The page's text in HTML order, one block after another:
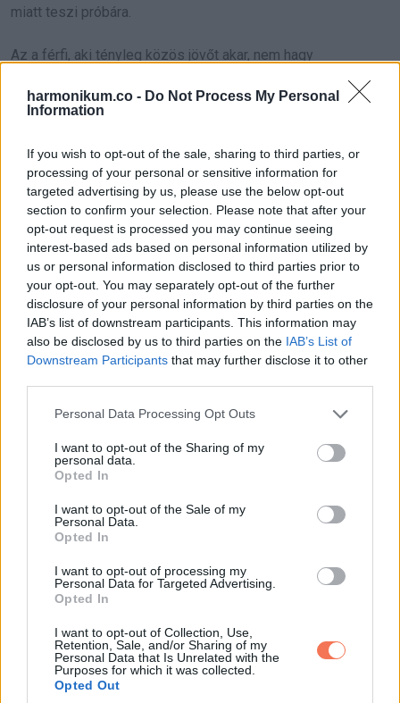
harmonikum.co - Do Not Process My Personal
Information
If you wish to opt-out of the sale, sharing to third parties, or
processing of your personal or sensitive information for
targeted advertising by us, please use the below opt-out
section to confirm your selection. Please note that after your
opt-out request is processed you may continue seeing
interest-based ads based on personal information utilized by
us or personal information disclosed to third parties prior to
your opt-out. You may separately opt-out of the further
disclosure of your personal information by third parties on the
IAB’s list of downstream participants. This information may
also be disclosed by us to third parties on the IAB’s List of
Downstream Participants that may further disclose it to other
Please note that this website/app uses one or more Google
not limited to your visit or usage behaviour. You may click to
grant or deny consent to Google and its third-party tags to
use your data for below specified purposes in below Google
consent section.
Personal Data Processing Opt Outs
I want to opt-out of the Sharing of my
personal data.
Opted In
I want to opt-out of the Sale of my
Personal Data.
Opted In
I want to opt-out of processing my
Personal Data for Targeted Advertising.
Opted In
I want to opt-out of Collection, Use,
Retention, Sale, and/or Sharing of my
Personal Data that Is Unrelated with the
Purposes for which it was collected.
Opted Out
miatt teszi próbára.
Az a férfi, aki tényleg közös jövőt akar, nem hagy
feltételként használja a lánykérést.
Ebben a történetben ki
vallott kudarcot
Aznap este a férfi nem azért veszítette el a leendő
feleségét, mert a nő rákérdezett a számla megfelezésére.
Azért veszítette el, mert megmutatta, hogy a szeretete
feltételekhez kötött.
A gond nem a pénz volt.
Ha kétségei voltak a pénzügyi összhanggal vagy azzal
arról lehetett volna őszintén beszélni.
Ő azonban kommunikáció helyett megtévesztést választott.
Beszélgetés helyett vizsgáztatást. Partnerség helyett
Egy egészséges kapcsolatban a felek kimondják, mit várnak
egymástól. Nem olyan helyzeteket gyártanak, amelyekben a